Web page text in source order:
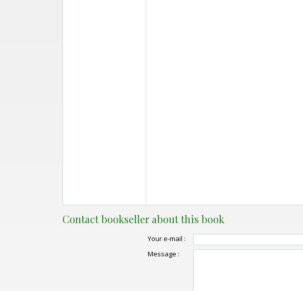
Contact bookseller about this book
Your e-mail :
Message :